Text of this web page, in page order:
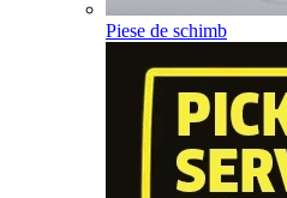
Piese de schimb